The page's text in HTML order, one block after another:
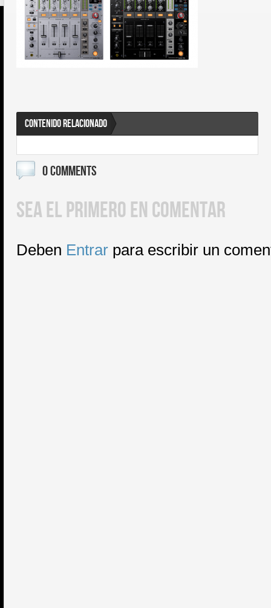
CONTENIDO RELACIONADO
0 COMMENTS
SEA EL PRIMERO EN COMENTAR
Deben Entrar para escribir un